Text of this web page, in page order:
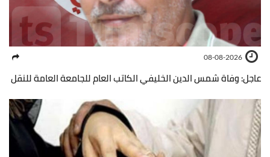
08-08-2026
عاجل: وفاة شمس الدين الخليفي الكاتب العام للجامعة العامة للنقل